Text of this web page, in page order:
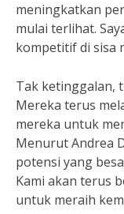
meningkatkan
mulai terlihat.
kompetitif di sisa
Tak ketinggalan,
Mereka terus
mereka untuk
Menurut Andrea
potensi yang
Kami akan terus
untuk meraih